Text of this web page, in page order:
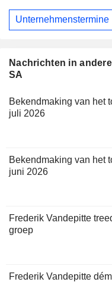
Nachrichten in
SA
Bekendmaking van het
juli 2026
Bekendmaking van het
juni 2026
Frederik Vandepitte
groep
Frederik Vandepitte
Unternehmenstermine